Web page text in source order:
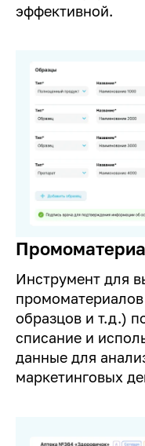
эффективной.
Инструмент для
образцов и т.д.)
списание и
данные для
маркетинговых